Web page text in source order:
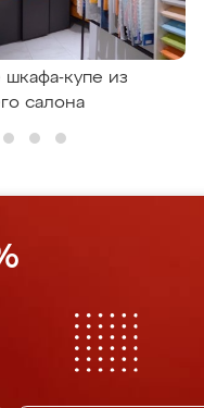
купе из
салона